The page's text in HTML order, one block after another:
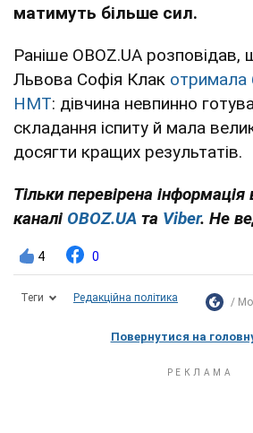
матимуть більше сил.
Раніше OBOZ.UA розповідав,
Львова Софія Клак отримала
НМТ: дівчина невпинно
складання іспиту й мала
досягти кращих результатів.
Тільки перевірена
каналі OBOZ.UA та Viber. Не
4 0
Теги Редакційна політика
Повернутися на